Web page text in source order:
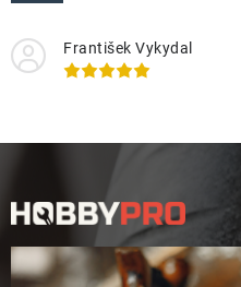
František Vykydal
p
a